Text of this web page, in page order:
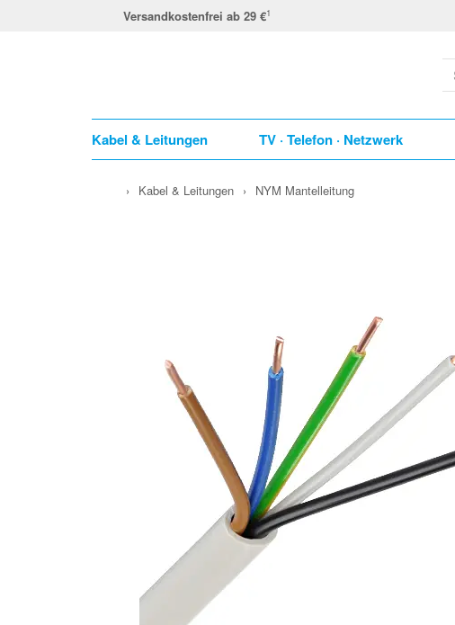
Versandkostenfrei ab 29 €1
Kabel & Leitungen TV · Telefon · Netzwerk
› Kabel & Leitungen › NYM Mantelleitung